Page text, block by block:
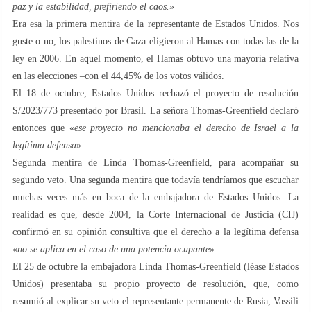
paz y la estabilidad, prefiriendo el caos. »
Era esa la primera mentira de la representante de Estados Unidos. Nos
guste o no, los palestinos de Gaza eligieron al Hamas con todas las de la
ley en 2006. En aquel momento, el Hamas obtuvo una mayoría relativa
en las elecciones –con el 44,45% de los votos válidos.
El 18 de octubre, Estados Unidos rechazó el proyecto de resolución
S/2023/773 presentado por Brasil. La señora Thomas-Greenfield declaró
entonces que «ese proyecto no mencionaba el derecho de Israel a la
legítima defensa».
Segunda mentira de Linda Thomas-Greenfield, para acompañar su
segundo veto. Una segunda mentira que todavía tendríamos que escuchar
muchas veces más en boca de la embajadora de Estados Unidos. La
realidad es que, desde 2004, la Corte Internacional de Justicia (CIJ)
confirmó en su opinión consultiva que el derecho a la legítima defensa
«no se aplica en el caso de una potencia ocupante».
El 25 de octubre la embajadora Linda Thomas-Greenfield (léase Estados
Unidos) presentaba su propio proyecto de resolución, que, como
resumió al explicar su veto el representante permanente de Rusia, Vassili